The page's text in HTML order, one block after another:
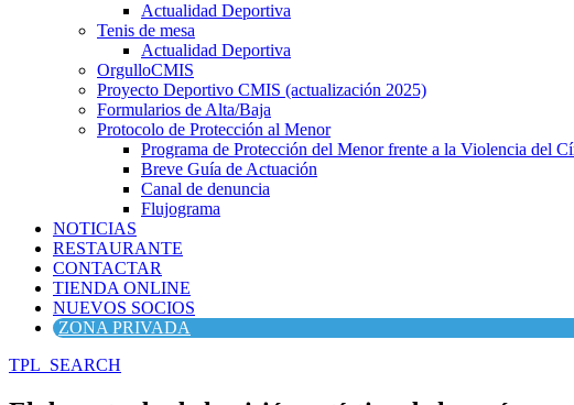
Actualidad Deportiva
Tenis de mesa
Actualidad Deportiva
OrgulloCMIS
Proyecto Deportivo CMIS (actualización 2025)
Formularios de Alta/Baja
Protocolo de Protección al Menor
Programa de Protección del Menor frente a la Violencia del
Breve Guía de Actuación
Canal de denuncia
Flujograma
NOTICIAS
RESTAURANTE
CONTACTAR
TIENDA ONLINE
NUEVOS SOCIOS
ZONA PRIVADA
TPL_SEARCH